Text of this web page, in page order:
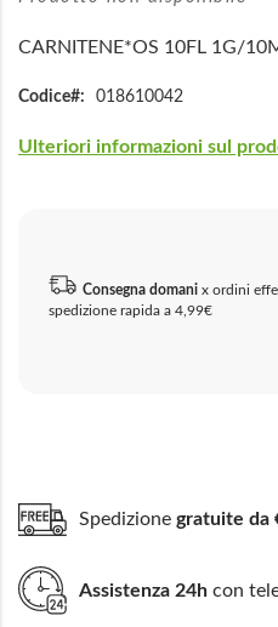
CARNITENE*OS 10FL 1G/
Codice 018610042
Ulteriori informazioni sul
Consegna domani x ordini
spedizione rapida a 4,99€
Spedizione gratuite da
Assistenza 24h con